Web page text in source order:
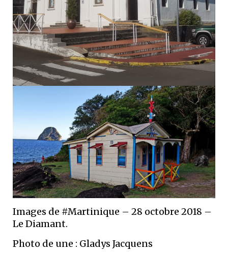
Images de #Martinique – 28 octobre 2018 –
Le Diamant.
Photo de une : Gladys Jacquens